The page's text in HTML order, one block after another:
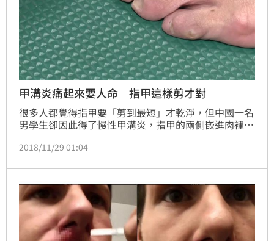
甲溝炎痛起來要人命 指甲這樣剪才對
很多人都覺得指甲要「剪到最短」才乾淨，但中國一名
男學生卻因此得了慢性甲溝炎，指甲的兩側嵌進肉裡，
學生痛到受不了，醫生也提醒，剪指甲不當、斷拔指甲
2018/11/29 01:04